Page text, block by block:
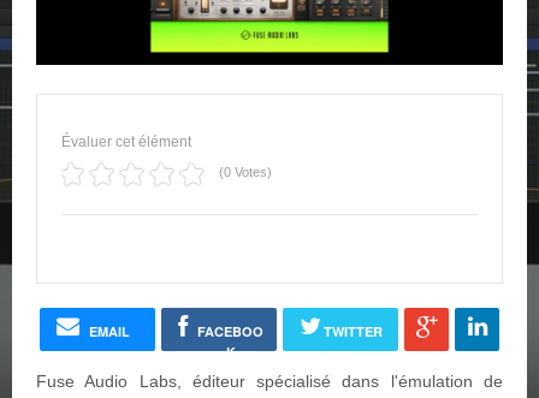
Évaluer cet élément
(0 Votes)
EMAIL
FACEBOO
K
TWITTER
Fuse Audio Labs, éditeur spécialisé dans l'émulation de